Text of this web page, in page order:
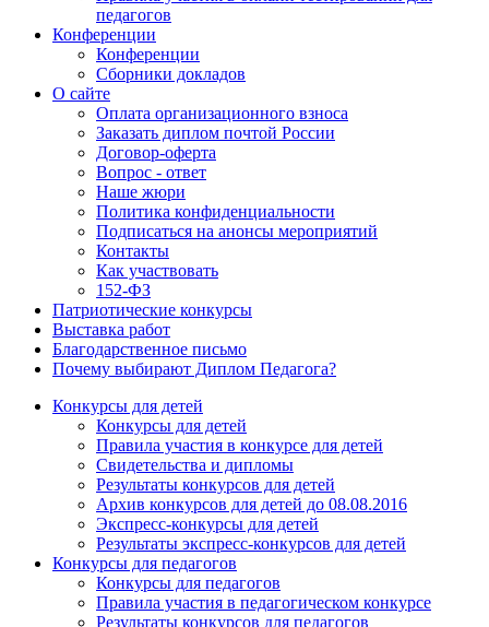
педагогов
Конференции
Конференции
Сборники докладов
О сайте
Оплата организационного взноса
Заказать диплом почтой России
Договор-оферта
Вопрос - ответ
Наше жюри
Политика конфиденциальности
Подписаться на анонсы мероприятий
Контакты
Как участвовать
152-ФЗ
Патриотические конкурсы
Выставка работ
Благодарственное письмо
Почему выбирают Диплом Педагога?
Конкурсы для детей
Конкурсы для детей
Правила участия в конкурсе для детей
Свидетельства и дипломы
Результаты конкурсов для детей
Архив конкурсов для детей до 08.08.2016
Экспресс-конкурсы для детей
Результаты экспресс-конкурсов для детей
Конкурсы для педагогов
Конкурсы для педагогов
Правила участия в педагогическом конкурсе
Результаты конкурсов для педагогов